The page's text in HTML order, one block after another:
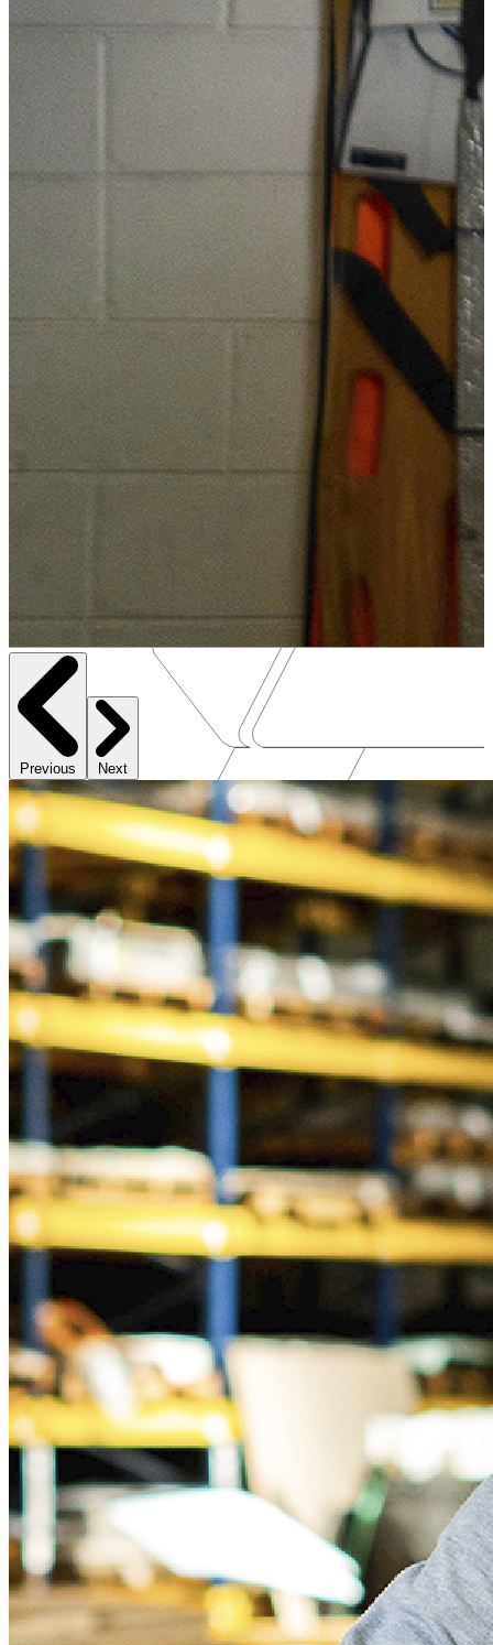
Previous Next